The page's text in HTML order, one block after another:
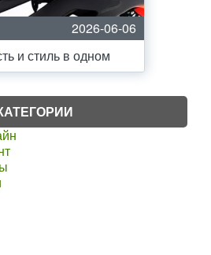
2026-06-06
и стиль в одном